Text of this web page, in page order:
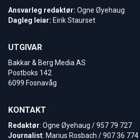
Ansvarleg redaktør: Ogne Øyehaug
Dagleg leiar: Eirik Staurset
UTGIVAR
Bakkar & Berg Media AS
Postboks 142
6099 Fosnavåg
KONTAKT
Redaktør: Ogne Øyehaug / 957 79 727
Journalist: Marius Rosbach / 907 36 774